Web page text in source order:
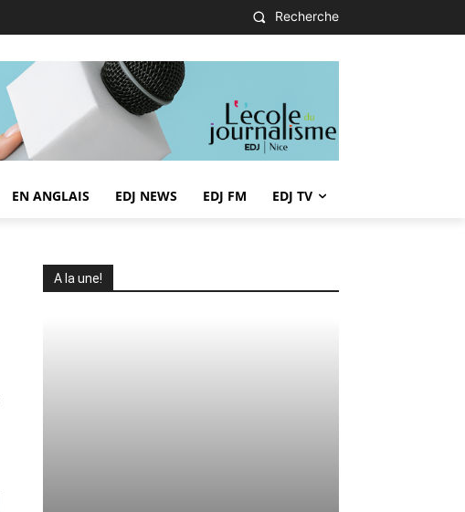
Recherche
EN ANGLAIS EDJ NEWS EDJ FM EDJ TV
A la une!